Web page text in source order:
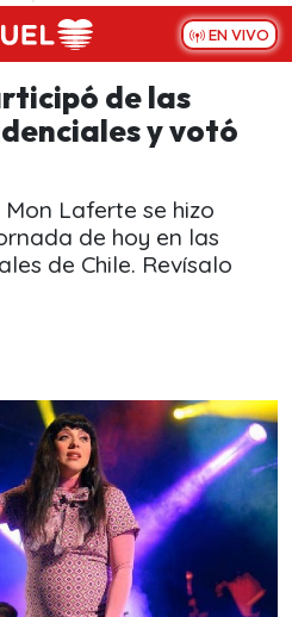
EN VIVO
de las
y votó
Laferte se hizo
de hoy en las
de Chile. Revísalo